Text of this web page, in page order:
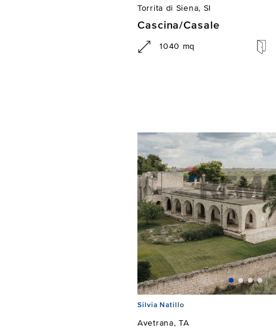
Torrita di Siena, SI
Cascina/Casale
1040 mq
Silvia Natillo
Avetrana, TA